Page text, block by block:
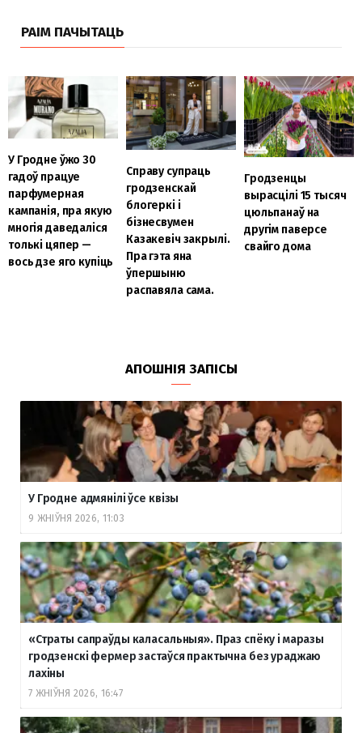
РАІМ ПАЧЫТАЦЬ
У Гродне ўжо 30
гадоў працуе
парфумерная
кампанія, пра якую
многія даведаліся
толькі цяпер —
вось дзе яго купіць
Справу супраць
гродзенскай
блогеркі і
бізнесвумен
Казакевіч закрылі.
Пра гэта яна
ўпершыню
распавяла сама.
Гродзенцы
вырасцілі 15 тысяч
цюльпанаў на
другім паверсе
свайго дома
АПОШНІЯ ЗАПІСЫ
У Гродне адмянілі ўсе квізы
9 ЖНІЎНЯ 2026, 11:03
«Страты сапраўды каласальныя». Праз спёку і маразы
гродзенскі фермер застаўся практычна без ураджаю
лахіны
7 ЖНІЎНЯ 2026, 16:47